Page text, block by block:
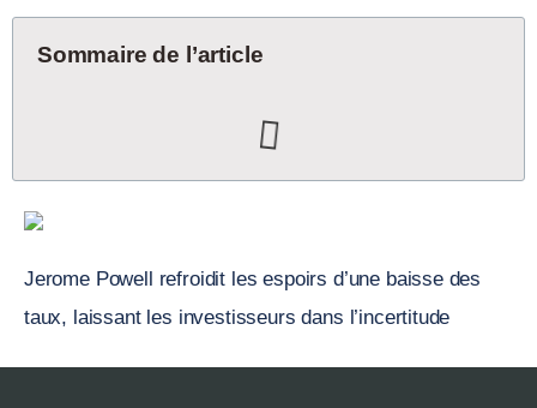
Sommaire de l’article
Jerome Powell refroidit les espoirs d’une baisse des
taux, laissant les investisseurs dans l’incertitude